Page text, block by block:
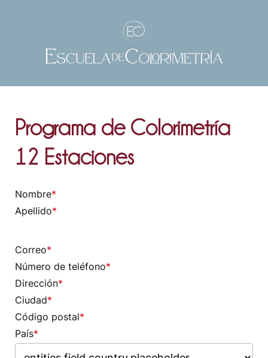
Programa de Colorimetría
12 Estaciones
Nombre*
Apellido*
Correo*
Número de teléfono*
Dirección*
Ciudad*
Código postal*
País*